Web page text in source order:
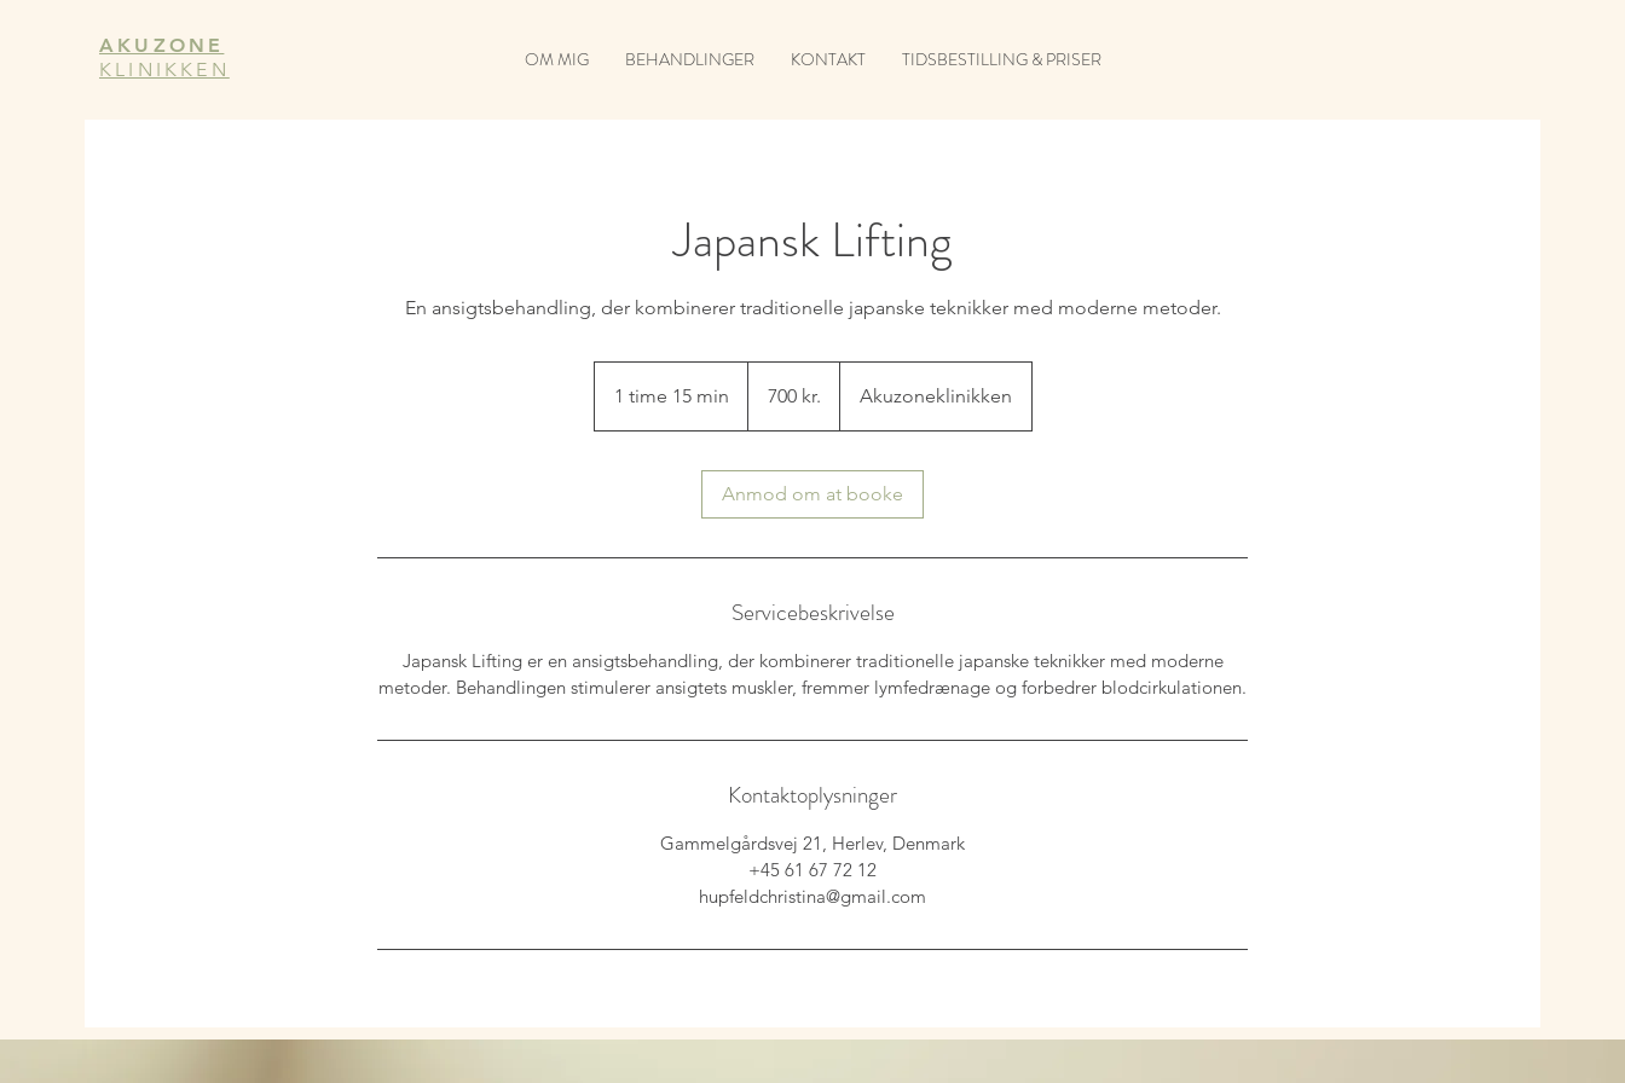
AKUZONE
KLINIKKEN
OM MIG BEHANDLINGER KONTAKT TIDSBESTILLING & PRISER
Japansk Lifting
En ansigtsbehandling, der kombinerer traditionelle japanske teknikker med moderne metoder.
1 time 15 min
t
m
1
n
kroner700 kr. Akuzoneklinikken
Anmod om at booke
Servicebeskrivelse
Japansk Lifting er en ansigtsbehandling, der kombinerer traditionelle japanske teknikker med moderne
metoder. Behandlingen stimulerer ansigtets muskler, fremmer lymfedrænage og forbedrer blodcirkulationen.
Kontaktoplysninger
Gammelgårdsvej 21, Herlev, Denmark
+45 61 67 72 12
hupfeldchristina@gmail.com